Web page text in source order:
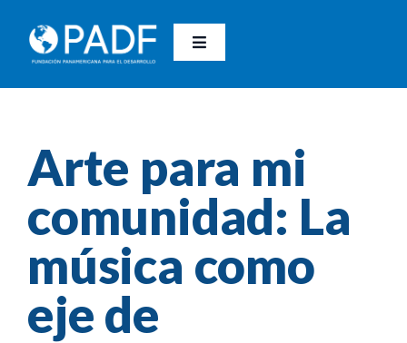
contenido
Toggle
Nosotros
Nuestras líneas de trabajo
Nuestro método
Contacto
Donaciones
Arte para mi
comunidad: La
música como
eje de